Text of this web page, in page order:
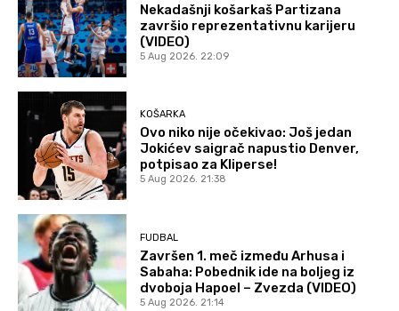
Nekadašnji košarkaš Partizana
završio reprezentativnu karijeru
(VIDEO)
5 Aug 2026. 22:09
KOŠARKA
Ovo niko nije očekivao: Još jedan
Jokićev saigrač napustio Denver,
potpisao za Kliperse!
5 Aug 2026. 21:38
FUDBAL
Završen 1. meč između Arhusa i
Sabaha: Pobednik ide na boljeg iz
dvoboja Hapoel – Zvezda (VIDEO)
5 Aug 2026. 21:14